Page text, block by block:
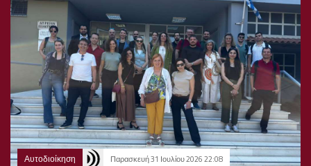
Αυτοδιοίκηση Παρασκευή 31 Ιουλίου 2026 22:08